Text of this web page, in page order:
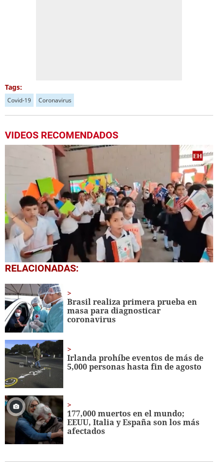
Tags:
Covid-19 Coronavirus
VIDEOS RECOMENDADOS
0
seconds
1
minute,
56
seconds
RELACIONADAS:
Brasil realiza primera prueba en
masa para diagnosticar
coronavirus
Irlanda prohíbe eventos de más de
5,000 personas hasta fin de agosto
177,000 muertos en el mundo;
EEUU, Italia y España son los más
afectados